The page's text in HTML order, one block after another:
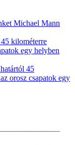
Michael Mann
45
orosz csapatok egy